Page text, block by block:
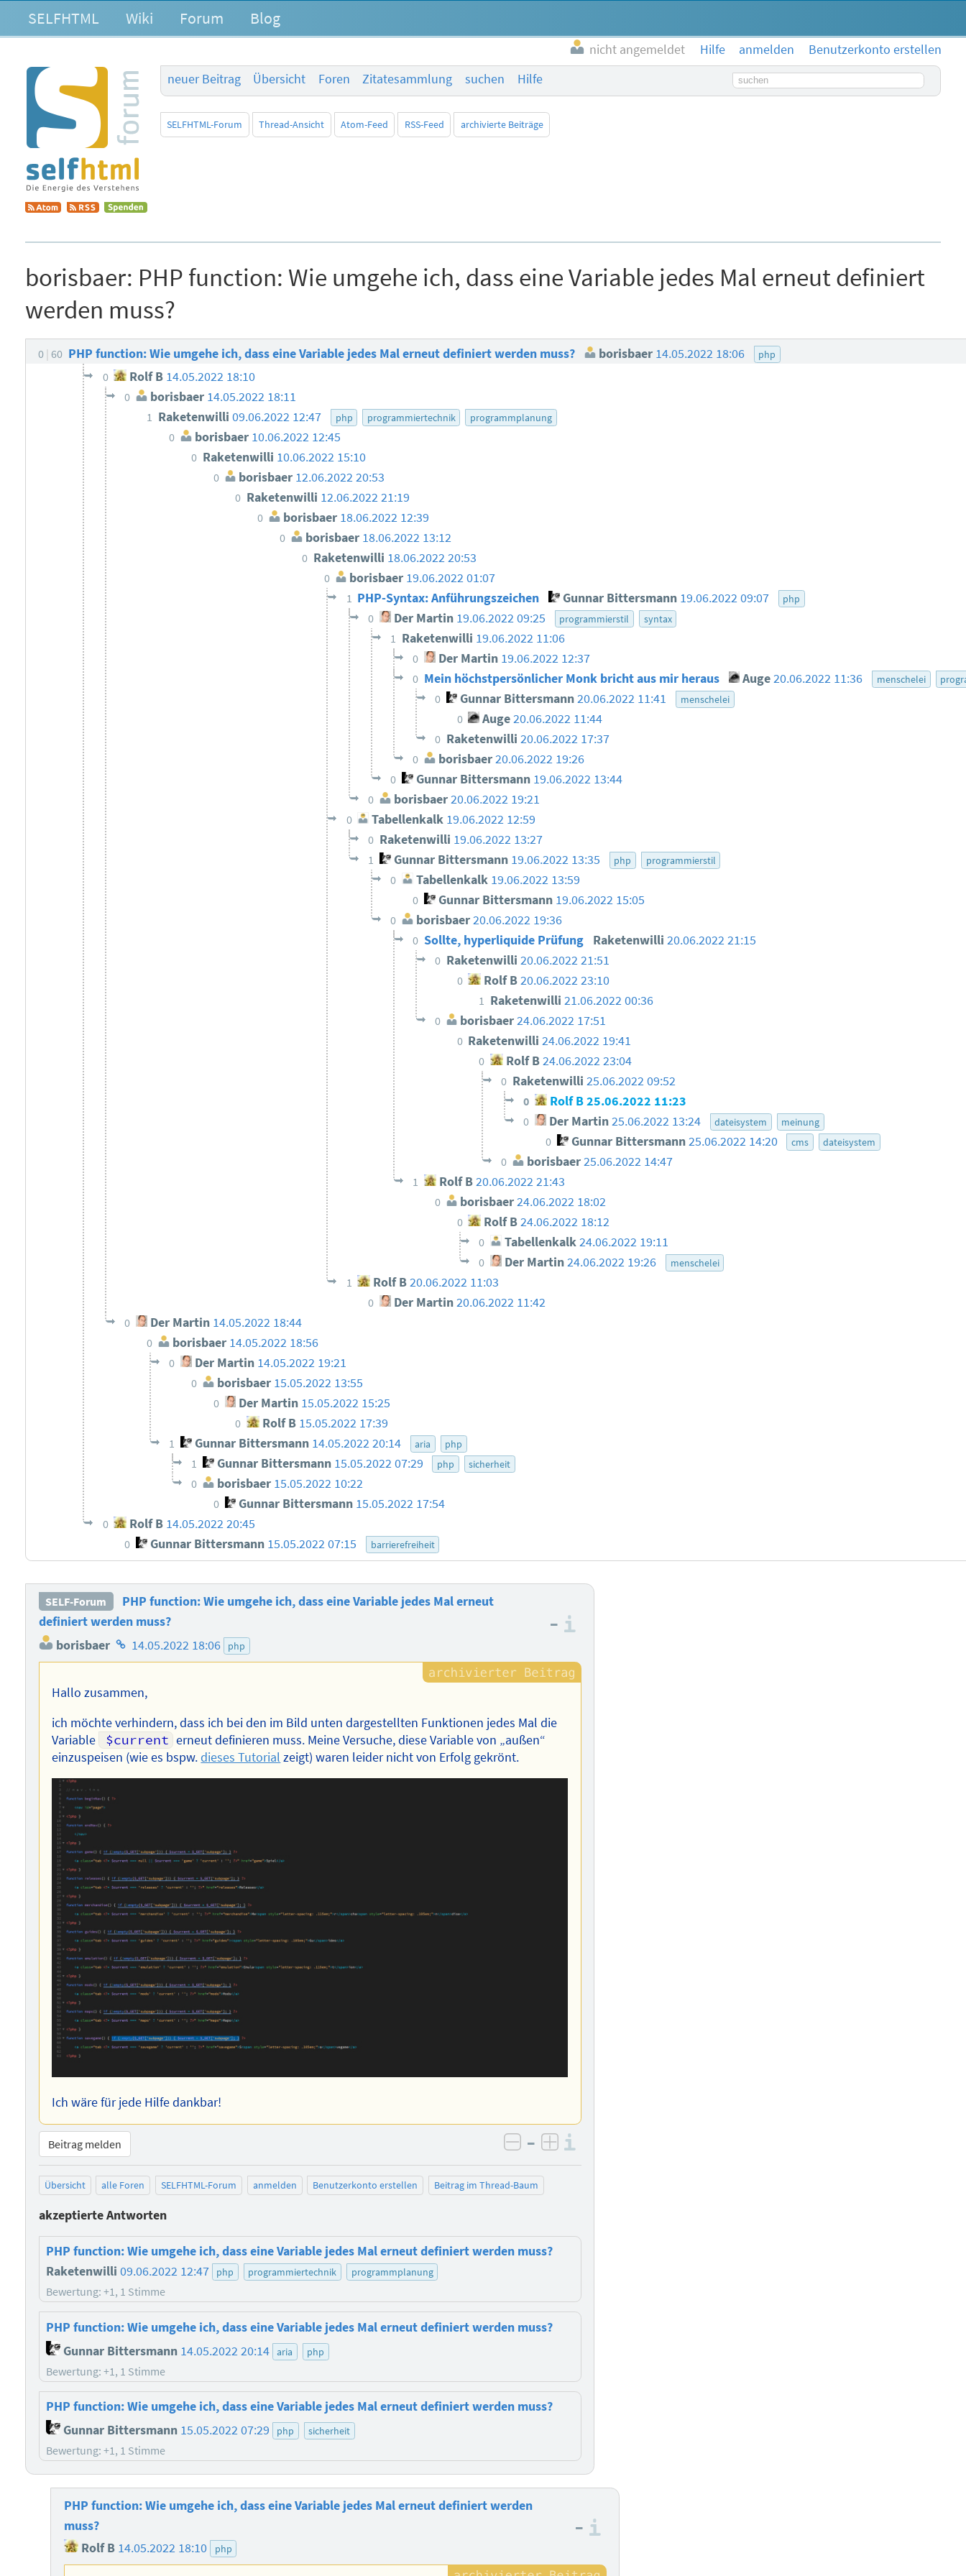
SELFHTML Wiki Forum Blog
nicht angemeldet Hilfe anmelden
Benutzerkonto erstellen
neuer Beitrag
Übersicht Foren Zitatesammlung suchen Hilfe Suchbegriff
SELFHTML-Forum Thread-Ansicht Atom-Feed RSS-Feed archivierte Beiträge
borisbaer: PHP function: Wie umgehe ich, dass eine Variable jedes Mal erneut definiert
werden muss?
0 60 PHP function: Wie umgehe ich, dass eine Variable jedes Mal erneut definiert werden muss? borisbaer 14.05.2022 18:06 php
0 Rolf B 14.05.2022 18:10
0 borisbaer 14.05.2022 18:11
1 Raketenwilli09.06.2022 12:47 php programmiertechnik programmplanung
0 borisbaer 10.06.2022 12:45
0 Raketenwilli 10.06.2022 15:10
0 borisbaer 12.06.2022 20:53
0 Raketenwilli 12.06.2022 21:19
0 borisbaer 18.06.2022 12:39
0 borisbaer 18.06.2022 13:12
0 Raketenwilli 18.06.2022 20:53
0 borisbaer 19.06.2022 01:07
1 PHP-Syntax: Anführungszeichen Gunnar Bittersmann 19.06.2022 09:07 php
0 Der Martin 19.06.2022 09:25 programmierstil syntax
1 Raketenwilli 19.06.2022 11:06
0 Der Martin 19.06.2022 12:37
0 Mein höchstpersönlicher Monk bricht aus mir heraus Auge 20.06.2022 11:36 menschelei
0 Gunnar Bittersmann 20.06.2022 11:41 menschelei
0 Auge20.06.2022 11:44
0 Raketenwilli 20.06.2022 17:37
0 borisbaer20.06.2022 19:26
0 Gunnar Bittersmann 19.06.2022 13:44
0 borisbaer20.06.2022 19:21
0 Tabellenkalk 19.06.2022 12:59
0 Raketenwilli 19.06.2022 13:27
1 Gunnar Bittersmann 19.06.2022 13:35 php programmierstil
0 Tabellenkalk 19.06.2022 13:59
0 Gunnar Bittersmann 19.06.2022 15:05
0 borisbaer20.06.2022 19:36
0 Sollte, hyperliquide Prüfung Raketenwilli 20.06.2022 21:15
0 Raketenwilli 20.06.2022 21:51
0 Rolf B20.06.2022 23:10
1 Raketenwilli21.06.2022 00:36
0 borisbaer 24.06.2022 17:51
0 Raketenwilli24.06.2022 19:41
0 Rolf B24.06.2022 23:04
0 Raketenwilli25.06.2022 09:52
0 Rolf B 25.06.2022 11:23
0 Der Martin25.06.2022 13:24 dateisystem meinung
0 Gunnar Bittersmann 25.06.2022 14:20 cms dateisystem
0 borisbaer25.06.2022 14:47
1 Rolf B 20.06.2022 21:43
0 borisbaer 24.06.2022 18:02
0 Rolf B24.06.2022 18:12
0 Tabellenkalk24.06.2022 19:11
0 Der Martin24.06.2022 19:26 menschelei
1 Rolf B20.06.2022 11:03
0 Der Martin20.06.2022 11:42
0 Der Martin 14.05.2022 18:44
0 borisbaer 14.05.2022 18:56
0 Der Martin 14.05.2022 19:21
0 borisbaer 15.05.2022 13:55
0 Der Martin 15.05.2022 15:25
0 Rolf B 15.05.2022 17:39
1 Gunnar Bittersmann 14.05.2022 20:14 aria php
1 Gunnar Bittersmann 15.05.2022 07:29 php sicherheit
0 borisbaer 15.05.2022 10:22
0 Gunnar Bittersmann 15.05.2022 17:54
0 Rolf B 14.05.2022 20:45
0 Gunnar Bittersmann 15.05.2022 07:15 barrierefreiheit
SELF-Forum
PHP function: Wie umgehe ich, dass eine Variable jedes Mal erneut
definiert werden muss?
borisbaer Homepage
des
14.05.2022 18:06 php
–
Hallo zusammen,
ich möchte verhindern, dass ich bei den im Bild unten dargestellten Funktionen jedes Mal die
Variable
$current erneut definieren muss. Meine Versuche, diese Variable von „außen“
einzuspeisen (wie es bspw.dieses Tutorial zeigt) waren leider nicht von Erfolg gekrönt.
Ich wäre für jede Hilfe dankbar!
Beitrag melden negativ bewerten
– positiv bewerten
Übersicht alle Foren SELFHTML-Forum anmelden Benutzerkonto erstellen Beitrag im Thread-Baum
akzeptierte Antworten
PHP function: Wie umgehe ich, dass eine Variable jedes Mal erneut definiert werden muss?
Raketenwilli 09.06.2022 12:47 php programmiertechnik programmplanung
Bewertung: +1, 1 Stimme
PHP function: Wie umgehe ich, dass eine Variable jedes Mal erneut definiert werden muss?
Gunnar Bittersmann 14.05.2022 20:14 aria php
Bewertung: +1, 1 Stimme
PHP function: Wie umgehe ich, dass eine Variable jedes Mal erneut definiert werden muss?
Gunnar Bittersmann 15.05.2022 07:29 php sicherheit
Bewertung: +1, 1 Stimme
PHP function: Wie umgehe ich, dass eine Variable jedes Mal erneut definiert werden
muss?
Rolf B 14.05.2022 18:10 php
–